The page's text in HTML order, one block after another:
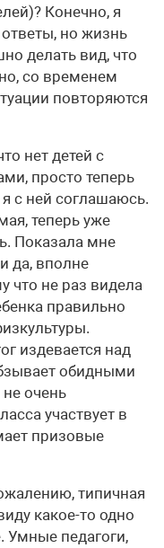
Конечно, я
но жизнь
делать вид, что
со временем
повторяются
нет детей с
просто теперь
с ней соглашаюсь.
теперь уже
Показала мне
да, вполне
что не раз видела
правильно
издевается над
обидными
очень
участвует в
призовые
типичная
какое-то одно
Умные педагоги,